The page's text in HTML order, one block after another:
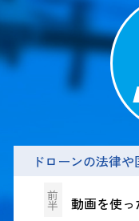
ドローンの法律
前
半 動画を使